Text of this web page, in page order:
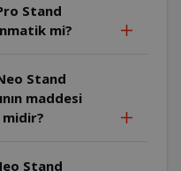
Stand
mi?
Stand
maddesi
Stand